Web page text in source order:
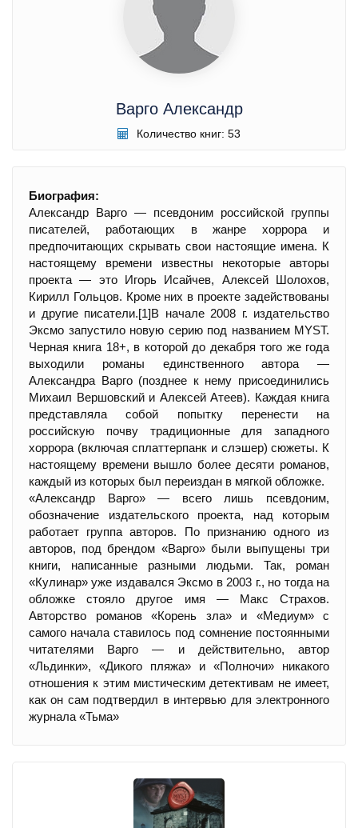
Варго Александр
Количество книг: 53
Биография:
Александр Варго — псевдоним российской группы
писателей, работающих в жанре хоррора и
предпочитающих скрывать свои настоящие имена. К
настоящему времени известны некоторые авторы
проекта — это Игорь Исайчев, Алексей Шолохов,
Кирилл Гольцов. Кроме них в проекте задействованы
и другие писатели.[1]В начале 2008 г. издательство
Эксмо запустило новую серию под названием MYST.
Черная книга 18+, в которой до декабря того же года
выходили романы единственного автора —
Александра Варго (позднее к нему присоединились
Михаил Вершовский и Алексей Атеев). Каждая книга
представляла собой попытку перенести на
российскую почву традиционные для западного
хоррора (включая сплаттерпанк и слэшер) сюжеты. К
настоящему времени вышло более десяти романов,
каждый из которых был переиздан в мягкой обложке.
«Александр Варго» — всего лишь псевдоним,
обозначение издательского проекта, над которым
работает группа авторов. По признанию одного из
авторов, под брендом «Варго» были выпущены три
книги, написанные разными людьми. Так, роман
«Кулинар» уже издавался Эксмо в 2003 г., но тогда на
обложке стояло другое имя — Макс Страхов.
Авторство романов «Корень зла» и «Медиум» с
самого начала ставилось под сомнение постоянными
читателями Варго — и действительно, автор
«Льдинки», «Дикого пляжа» и «Полночи» никакого
отношения к этим мистическим детективам не имеет,
как он сам подтвердил в интервью для электронного
журнала «Тьма»